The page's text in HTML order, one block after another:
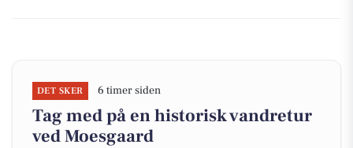
DET SKER 6 timer siden
Tag med på en historisk vandretur
ved Moesgaard